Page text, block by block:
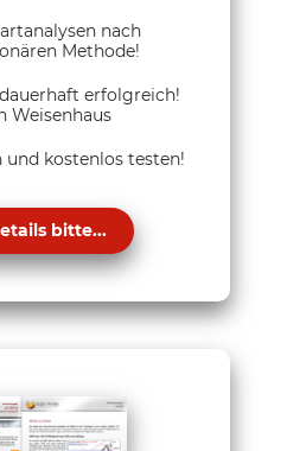
nach
Methode!
erfolgreich!
Weisenhaus
kostenlos testen!
bitte...